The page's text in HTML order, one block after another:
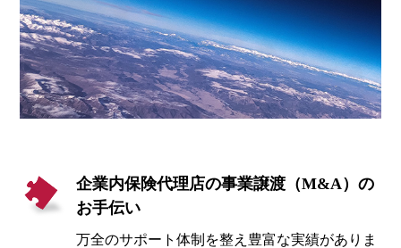
企業内保険代理店の事業譲渡（M&A）の
お手伝い
万全のサポート体制を整え豊富な実績がありま